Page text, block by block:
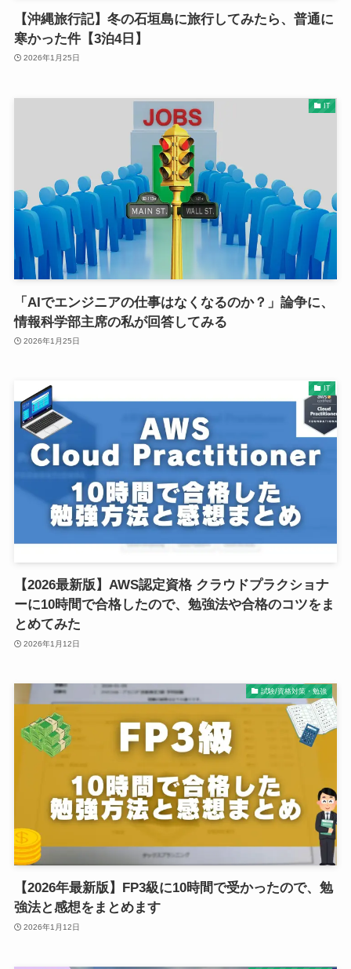
【沖縄旅行記】冬の石垣島に旅行してみたら、普通に
寒かった件【3泊4日】
2026年1月25日
IT
「AIでエンジニアの仕事はなくなるのか？」論争に、
情報科学部主席の私が回答してみる
2026年1月25日
IT
【2026最新版】AWS認定資格 クラウドプラクショナ
ーに10時間で合格したので、勉強法や合格のコツをま
とめてみた
2026年1月12日
試験/資格対策・勉強
【2026年最新版】FP3級に10時間で受かったので、勉
強法と感想をまとめます
2026年1月12日